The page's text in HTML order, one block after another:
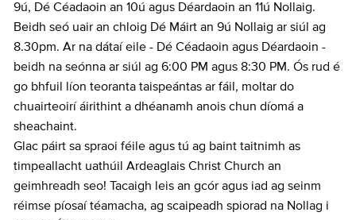
9ú, Dé Céadaoin an 10ú agus Déardaoin an 11ú Nollaig.
Beidh seó uair an chloig Dé Máirt an 9ú Nollaig ar siúl ag
8.30pm. Ar na dátaí eile - Dé Céadaoin agus Déardaoin -
beidh na seónna ar siúl ag 6:00 PM agus 8:30 PM. Ós rud é
go bhfuil líon teoranta taispeántas ar fáil, moltar do
chuairteoirí áirithint a dhéanamh anois chun díomá a
sheachaint.
Glac páirt sa spraoi féile agus tú ag baint taitnimh as
timpeallacht uathúil Ardeaglais Christ Church an
geimhreadh seo! Tacaigh leis an gcór agus iad ag seinm
réimse píosaí téamacha, ag scaipeadh spiorad na Nollag i